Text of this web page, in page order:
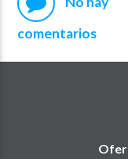
comentarios